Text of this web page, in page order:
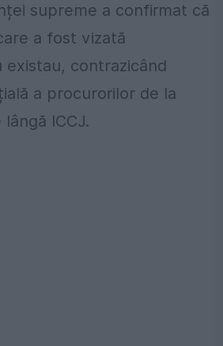
supreme a confirmat că
a fost vizată
existau, contrazicând
a procurorilor de la
ICCJ.